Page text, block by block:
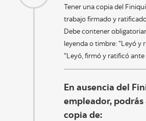
Tener una copia del
trabajo firmado y
Debe contener
leyenda o timbre: "Leyó y
"Leyó, firmó y ratificó
En ausencia del
empleador,
copia de: